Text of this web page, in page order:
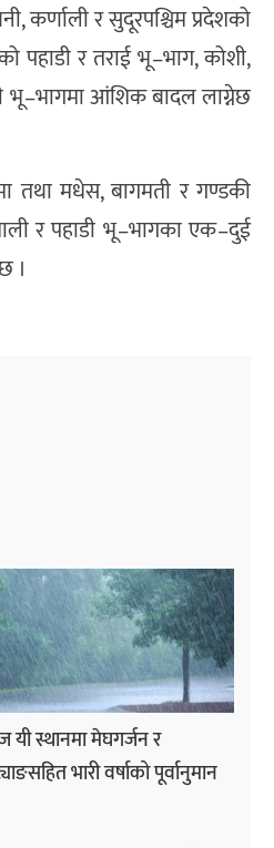
कर्णाली र सुदूरपश्चिम प्रदेशको
पहाडी र तराई भू–भाग, कोशी,
भू–भागमा आंशिक बादल लाग्नेछ
तथा मधेस, बागमती र गण्डकी
र पहाडी भू–भागका एक–दुई
।
स्थानमा मेघगर्जन र
भारी वर्षाको पूर्वानुमान